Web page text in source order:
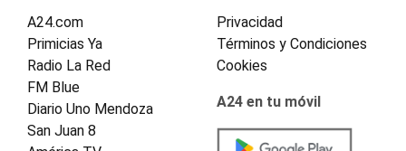
A24.com
Primicias Ya
Radio La Red
FM Blue
Diario Uno Mendoza
San Juan 8
Privacidad
Términos y Condiciones
Cookies
A24 en tu móvil